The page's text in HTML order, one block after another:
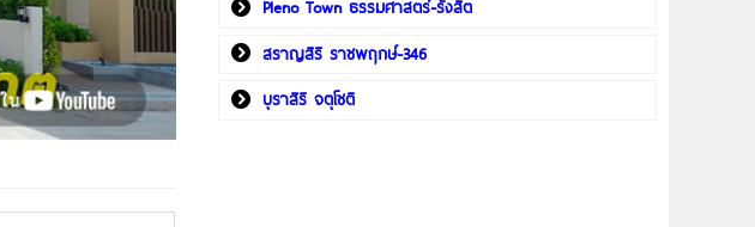
Pleno Town ธรรมศาสตร์-รังสิต
สราญสิริ ราชพฤกษ์-346
บุราสิริ จตุโชติ